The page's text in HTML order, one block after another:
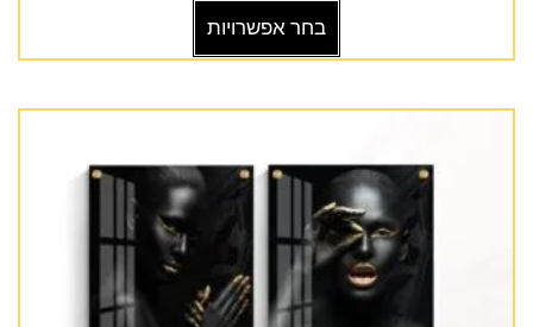
בחר אפשרויות